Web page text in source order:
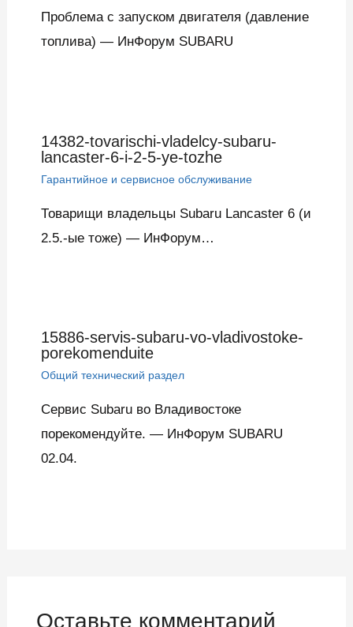
Проблема с запуском двигателя (давление
топлива) — ИнФорум SUBARU
14382-tovarischi-vladelcy-subaru-
lancaster-6-i-2-5-ye-tozhe
Гарантийное и сервисное обслуживание
Товарищи владельцы Subaru Lancaster 6 (и
2.5.-ые тоже) — ИнФорум…
15886-servis-subaru-vo-vladivostoke-
porekomenduite
Общий технический раздел
Сервис Subaru во Владивостоке
порекомендуйте. — ИнФорум SUBARU
02.04.
Оставьте комментарий